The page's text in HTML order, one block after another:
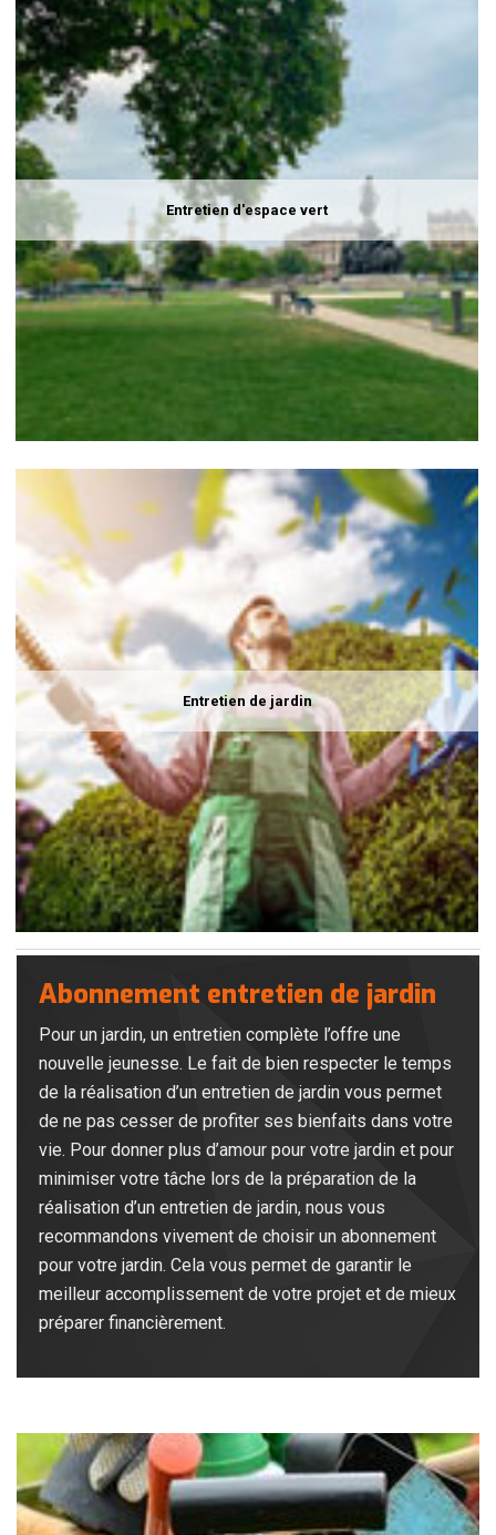
Entretien d'espace vert
Entretien de jardin
Abonnement entretien de jardin
Pour un jardin, un entretien complète l’offre une
nouvelle jeunesse. Le fait de bien respecter le temps
de la réalisation d’un entretien de jardin vous permet
de ne pas cesser de profiter ses bienfaits dans votre
vie. Pour donner plus d’amour pour votre jardin et pour
minimiser votre tâche lors de la préparation de la
réalisation d’un entretien de jardin, nous vous
recommandons vivement de choisir un abonnement
pour votre jardin. Cela vous permet de garantir le
meilleur accomplissement de votre projet et de mieux
préparer financièrement.